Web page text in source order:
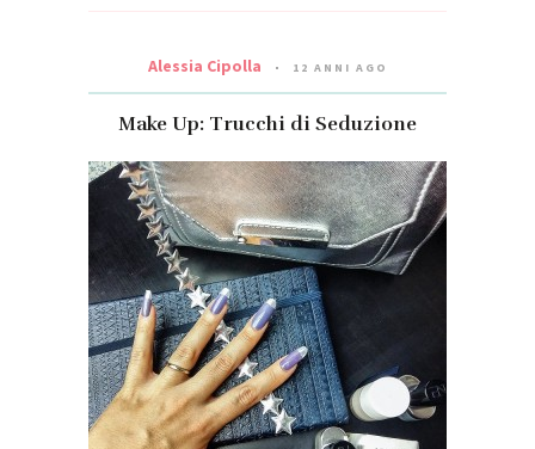
Alessia Cipolla 12 ANNI AGO
Make Up: Trucchi di Seduzione